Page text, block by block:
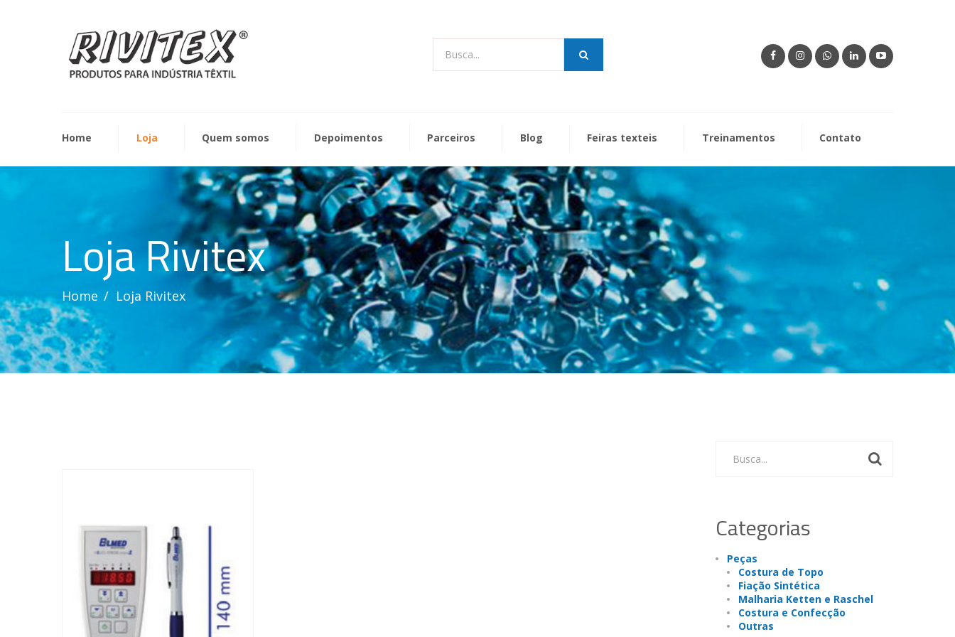
Busca...
Home Loja Quem somos Depoimentos Parceiros Blog Feiras texteis Treinamentos Contato
Loja Rivitex
Home Loja Rivitex
Busca...
Categorias
Peças
Costura de Topo
Fiação Sintética
Malharia Ketten e Raschel
Costura e Confecção
Outras